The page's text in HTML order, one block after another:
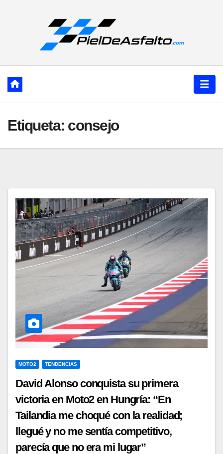
Etiqueta: consejo
MOTO2 TENDENCIAS
David Alonso conquista su primera
victoria en Moto2 en Hungría: “En
Tailandia me choqué con la realidad;
llegué y no me sentía competitivo,
parecía que no era mi lugar”